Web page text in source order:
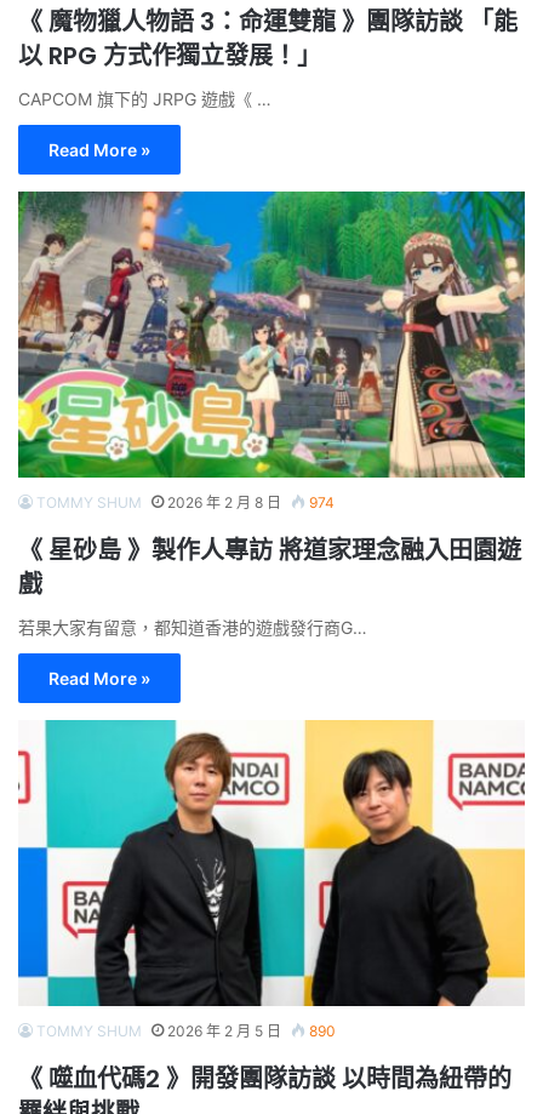
《 魔物獵人物語 3：命運雙龍 》團隊訪談 「能
以 RPG 方式作獨立發展！」
CAPCOM 旗下的 JRPG 遊戲《 …
Read More »
TOMMY SHUM 2026 年 2 月 8 日 974
《 星砂島 》製作人專訪 將道家理念融入田園遊
戲
若果大家有留意，都知道香港的遊戲發行商G…
Read More »
TOMMY SHUM 2026 年 2 月 5 日 890
《 噬血代碼2 》開發團隊訪談 以時間為紐帶的